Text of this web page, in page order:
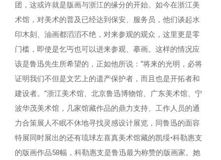
团，这或许就是版画与浙江的缘分的开始。如今在浙江美
术馆，对美术的普及已经达到保安、服务员，他们谈起水
印木刻、油画都滔滔不绝，对来参观的观众，这里更是零
门槛，即使是乞丐也可以进来参观、摹画。这样的情况应
该是鲁迅先生所希望的，正如他所说：“将来的光明，必将
证明我们不但是文艺上的遗产保护者，而且也是开拓者和
建设者。”浙江美术馆、北京鲁迅博物馆、广东美术馆、宁
波华茂美术馆，几家馆藏作品的鼎力支持、工作人员的通
力合策展人不眠不休地寻找灵感设计展览，同鲁迅的面容
特展同时展出的还有琉球左喜真美术馆藏的凯绥•科勒惠支
的版画作品58幅，科勒惠支是鲁迅最为称赞的版画家。她